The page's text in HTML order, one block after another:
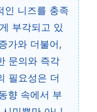
인 니즈를 충족
부각되고 있
가와 더불어,
문의와 즉각
필요성은 더
향 속에서 부